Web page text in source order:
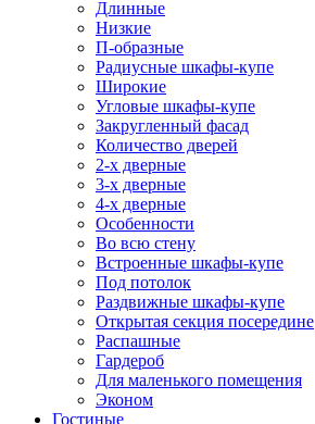
Длинные
Низкие
П-образные
Радиусные шкафы-купе
Широкие
Угловые шкафы-купе
Закругленный фасад
Количество дверей
2-х дверные
3-х дверные
4-х дверные
Особенности
Во всю стену
Встроенные шкафы-купе
Под потолок
Раздвижные шкафы-купе
Открытая секция посередине
Распашные
Гардероб
Для маленького помещения
Эконом
Гостиные